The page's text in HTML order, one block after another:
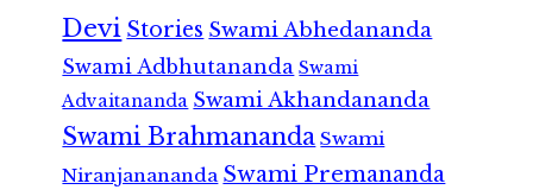
Devi Stories Swami Abhedananda
Swami Adbhutananda Swami
Advaitananda Swami Akhandananda
Swami Brahmananda Swami
Niranjanananda Swami Premananda